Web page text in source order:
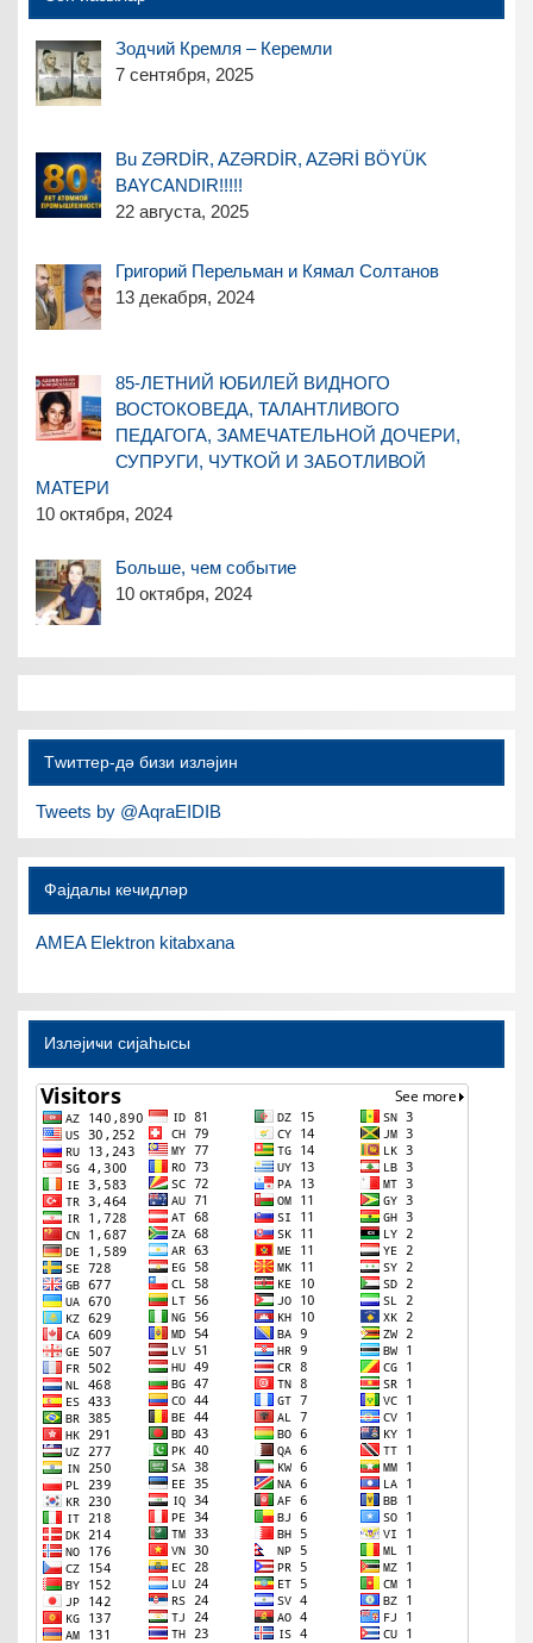
Зодчий Кремля – Керемли
7 сентября, 2025
Bu ZƏRDİR, AZƏRDİR, AZƏRİ BÖYÜK
BAYCANDIR!!!!!
22 августа, 2025
Григорий Перельман и Кямал Солтанов
13 декабря, 2024
85-ЛЕТНИЙ ЮБИЛЕЙ ВИДНОГО
ВОСТОКОВЕДА, ТАЛАНТЛИВОГО
ПЕДАГОГА, ЗАМЕЧАТЕЛЬНОЙ ДОЧЕРИ,
СУПРУГИ, ЧУТКОЙ И ЗАБОТЛИВОЙ
МАТЕРИ
10 октября, 2024
Больше, чем событие
10 октября, 2024
Тwиттер-дә бизи изләјин
Tweets by @AqraEIDIB
Фајдалы кечидләр
AMEA Elektron kitabxana
Изләјиҹи сијаһысы